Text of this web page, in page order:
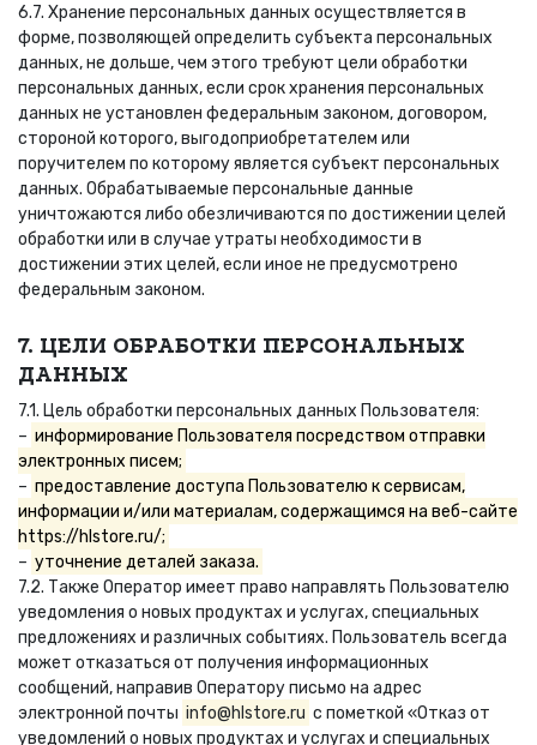
6.7. Хранение персональных данных осуществляется в
форме, позволяющей определить субъекта персональных
данных, не дольше, чем этого требуют цели обработки
персональных данных, если срок хранения персональных
данных не установлен федеральным законом, договором,
стороной которого, выгодоприобретателем или
поручителем по которому является субъект персональных
данных. Обрабатываемые персональные данные
уничтожаются либо обезличиваются по достижении целей
обработки или в случае утраты необходимости в
достижении этих целей, если иное не предусмотрено
федеральным законом.
7. ЦЕЛИ ОБРАБОТКИ ПЕРСОНАЛЬНЫХ
ДАННЫХ
7.1. Цель обработки персональных данных Пользователя:
– информирование Пользователя посредством отправки
электронных писем;
– предоставление доступа Пользователю к сервисам,
информации и/или материалам, содержащимся на веб-сайте
https://hlstore.ru/;
– уточнение деталей заказа.
7.2. Также Оператор имеет право направлять Пользователю
уведомления о новых продуктах и услугах, специальных
предложениях и различных событиях. Пользователь всегда
может отказаться от получения информационных
сообщений, направив Оператору письмо на адрес
электронной почты info@hlstore.ru с пометкой «Отказ от
уведомлений о новых продуктах и услугах и специальных